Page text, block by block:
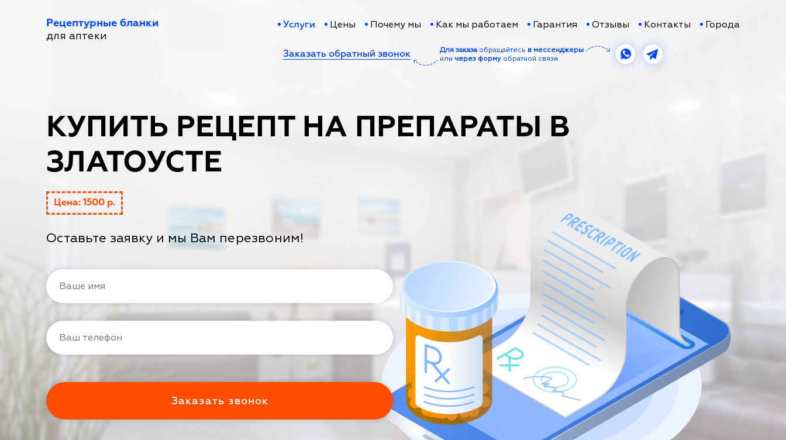
Рецептурные бланки
для аптеки
Услуги Цены Почему мы Как мы работаем Гарантия Отзывы Контакты Города
Заказать обратный звонок Для заказаобращайтесь в мессенджеры
или через форму обратной связи
КУПИТЬ РЕЦЕПТ НА ПРЕПАРАТЫ В
ЗЛАТОУСТЕ
Цена: 1500 р.
Оставьте заявку и мы Вам перезвоним!